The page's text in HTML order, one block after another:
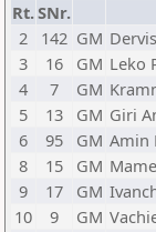
Rt.SNr.
2
142 GM
3
16 GM Leko
4
7 GM
5
13 GM Giri
6
95 GM Amin
8
15 GM
9
17 GM
10
9 GM